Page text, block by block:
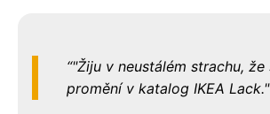
"Žiju v neustálém strachu,
promění v katalog IKEA Lack."